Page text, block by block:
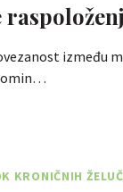
između
KRONIČNIH